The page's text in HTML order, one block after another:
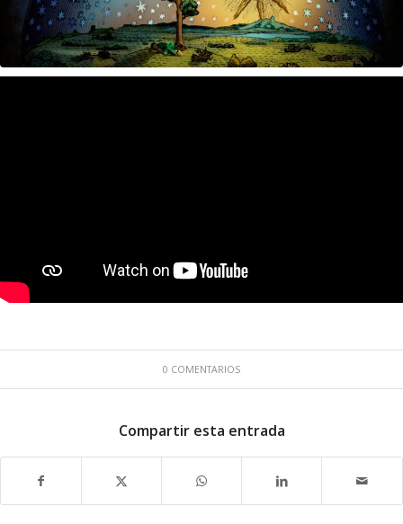
0 COMENTARIOS
Compartir esta entrada